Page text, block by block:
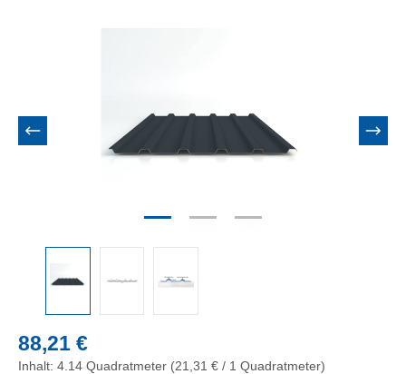
Regulärer Preis:
88,21 €
Inhalt: 4.14 Quadratmeter (21,31 € / 1 Quadratmeter)